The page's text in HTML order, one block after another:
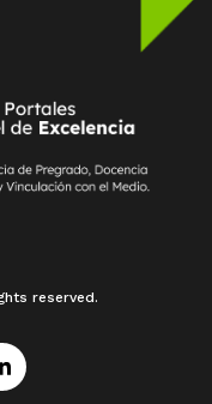
reserved.